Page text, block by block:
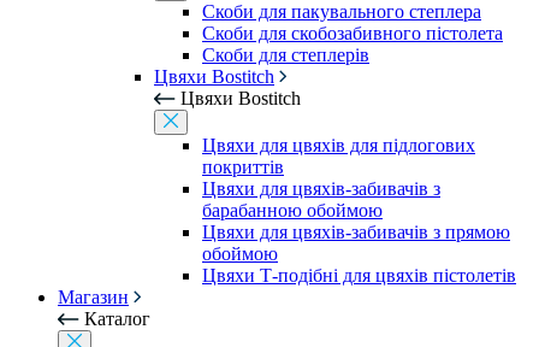
Скоби для пакувального степлера
Скоби для скобозабивного пістолета
Скоби для степлерів
Цвяхи Bostitch
Цвяхи Bostitch
Цвяхи для цвяхів для підлогових
покриттів
Цвяхи для цвяхів-забивачів з
барабанною обоймою
Цвяхи для цвяхів-забивачів з прямою
обоймою
Цвяхи Т-подібні для цвяхів пістолетів
Магазин
Каталог